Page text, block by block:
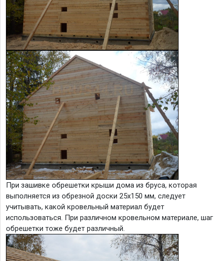
При зашивке обрешетки крыши дома из бруса, которая
выполняется из обрезной доски 25х150 мм, следует
учитывать, какой кровельный материал будет
использоваться. При различном кровельном материале, шаг
обрешетки тоже будет различный.